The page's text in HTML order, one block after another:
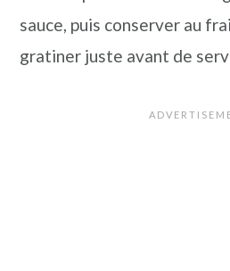
sauce, puis conserver au
gratiner juste avant de